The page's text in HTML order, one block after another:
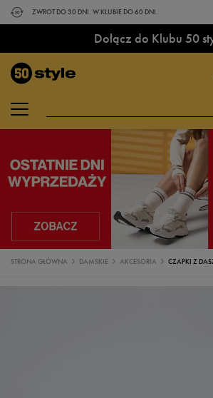
ZWROT DO 30 DNI. W KLUBIE DO 60 DNI.
Dołącz do Klubu 50
STRONA GŁÓWNA DAMSKIE AKCESORIA CZAPKI Z